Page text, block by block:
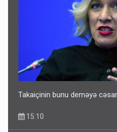
Dünyanı idarə edənlər
14:22
Takaiçinin bunu deməyə
15:10